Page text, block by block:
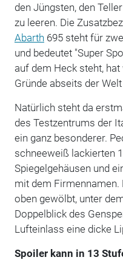
den Jüngsten, den
zu leeren. Die
Abarth 695 steht für
und bedeutet "Super
auf dem Heck steht,
Gründe abseits der
Natürlich steht da
des Testzentrums der
ein ganz besonderer.
schneeweiß lackierten
Spiegelgehäusen und
mit dem
oben gewölbt, unter
Doppelblick des
Lufteinlass eine dicke
Spoiler kann in 13